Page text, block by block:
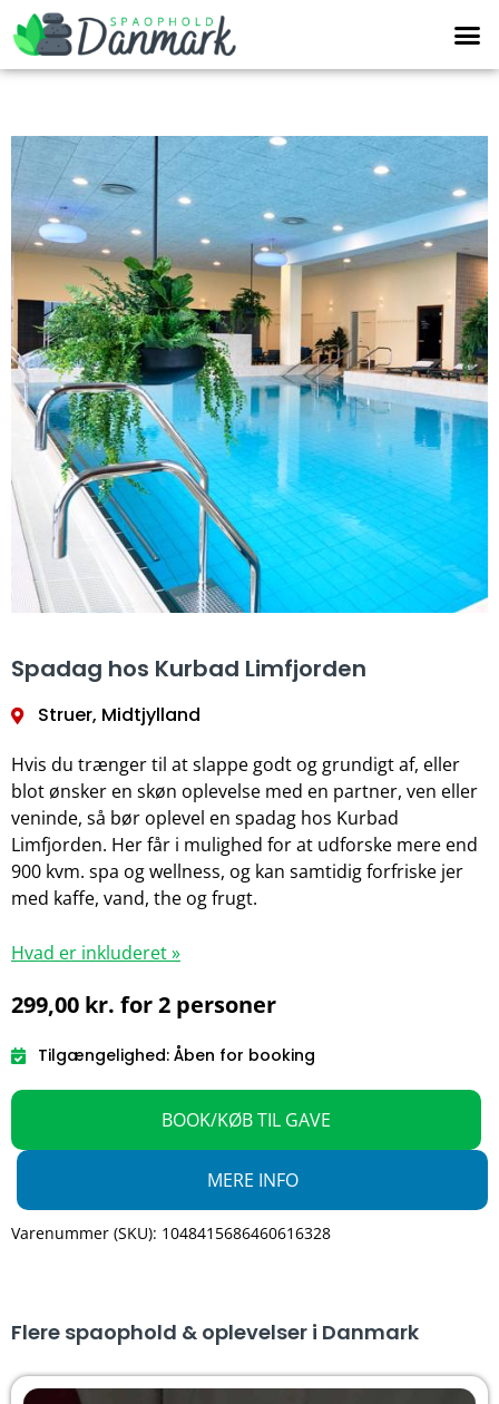
Spadag hos Kurbad Limfjorden
Struer, Midtjylland
Hvis du trænger til at slappe godt og grundigt af, eller
blot ønsker en skøn oplevelse med en partner, ven eller
veninde, så bør oplevel en spadag hos Kurbad
Limfjorden. Her får i mulighed for at udforske mere end
900 kvm. spa og wellness, og kan samtidig forfriske jer
med kaffe, vand, the og frugt.
Hvad er inkluderet »
299,00 kr. for 2 personer
Tilgængelighed: Åben for booking
BOOK/KØB TIL GAVE
MERE INFO
Varenummer (SKU): 1048415686460616328
Flere spaophold & oplevelser i Danmark